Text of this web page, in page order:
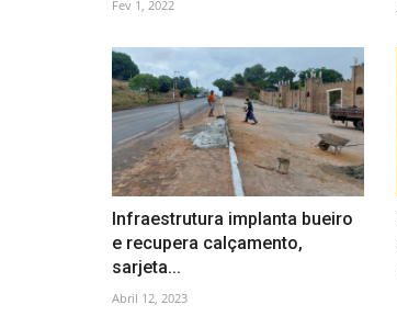
Fev 1, 2022
Infraestrutura implanta bueiro
e recupera calçamento,
sarjeta...
Abril 12, 2023